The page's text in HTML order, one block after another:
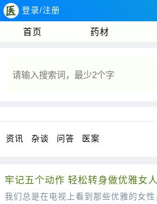
登录/注册
首页 药材
资讯 杂谈 问答 医案
牢记五个动作 轻松转身做优雅女人